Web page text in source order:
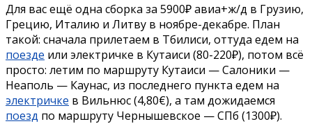
Для вас ещё одна сборка за 5900₽ авиа+ж/д в Грузию,
Грецию, Италию и Литву в ноябре-декабре. План
такой: сначала прилетаем в Тбилиси, оттуда едем на
поезде или электричке в Кутаиси (80-220₽), потом всё
просто: летим по маршруту Кутаиси — Салоники —
Неаполь — Каунас, из последнего пункта едем на
электричке в Вильнюс (4,80€), а там дожидаемся
поезд по маршруту Чернышевское — СПб (1300₽).